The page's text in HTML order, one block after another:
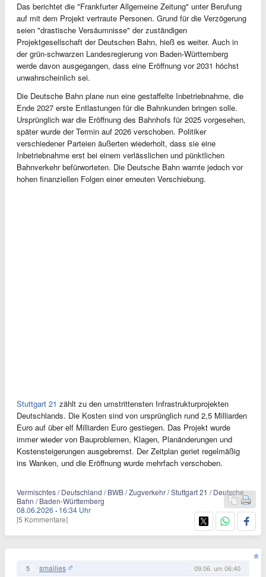
Das berichtet die "Frankfurter Allgemeine Zeitung" unter Berufung
auf mit dem Projekt vertraute Personen. Grund für die Verzögerung
seien "drastische Versäumnisse" der zuständigen
Projektgesellschaft der Deutschen Bahn, hieß es weiter. Auch in
der grün-schwarzen Landesregierung von Baden-Württemberg
werde davon ausgegangen, dass eine Eröffnung vor 2031 höchst
unwahrscheinlich sei.
Die Deutsche Bahn plane nun eine gestaffelte Inbetriebnahme, die
Ende 2027 erste Entlastungen für die Bahnkunden bringen solle.
Ursprünglich war die Eröffnung des Bahnhofs für 2025 vorgesehen,
später wurde der Termin auf 2026 verschoben. Politiker
verschiedener Parteien äußerten wiederholt, dass sie eine
Inbetriebnahme erst bei einem verlässlichen und pünktlichen
Bahnverkehr befürworteten. Die Deutsche Bahn warnte jedoch vor
hohen finanziellen Folgen einer erneuten Verschiebung.
Stuttgart 21 zählt zu den umstrittensten Infrastrukturprojekten
Deutschlands. Die Kosten sind von ursprünglich rund 2,5 Milliarden
Euro auf über elf Milliarden Euro gestiegen. Das Projekt wurde
immer wieder von Bauproblemen, Klagen, Planänderungen und
Kostensteigerungen ausgebremst. Der Zeitplan geriet regelmäßig
ins Wanken, und die Eröffnung wurde mehrfach verschoben.
Vermischtes / Deutschland / BWB / Zugverkehr / Stuttgart 21 / Deutsche
Bahn / Baden-Württemberg
08.06.2026 · 16:34 Uhr
[5 Kommentare]
5 smailies 09.06. um 06:40